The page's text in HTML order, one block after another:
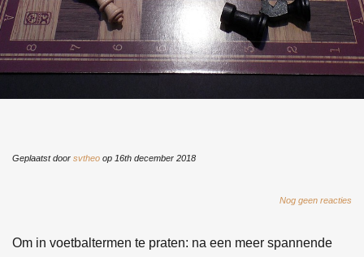
n
Geplaatst door svtheo op 16th december 2018
Nog geen reacties
Om in voetbaltermen te praten: na een meer spannende